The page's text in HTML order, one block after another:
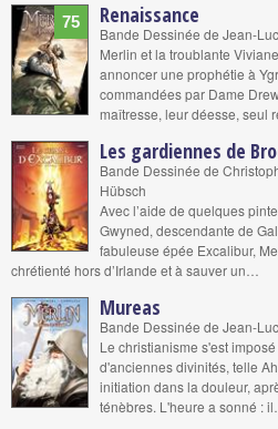
75 Renaissance
Bande Dessinée de Jean-
Merlin et la troublante
annoncer une prophétie à
commandées par Dame
maîtresse, leur déesse, seul
Les gardiennes de
Bande Dessinée de
Hübsch
Avec l’aide de quelques
Gwyned, descendante de
fabuleuse épée Excalibur,
chrétienté hors d’Irlande et à sauver un…
Mureas
Bande Dessinée de Jean-
Le christianisme s'est
d'anciennes divinités, telle
initiation dans la douleur,
ténèbres. L'heure a sonné : il…